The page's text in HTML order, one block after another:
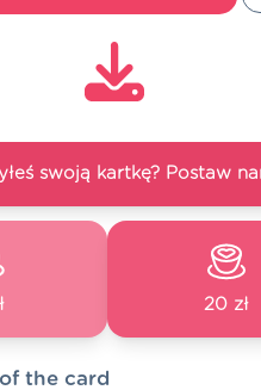
swoją kartkę? Postaw
20 zł
the card